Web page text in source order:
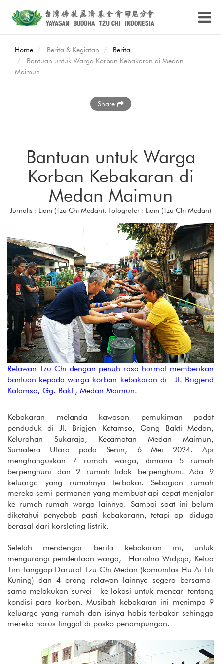
Home Berita & Kegiatan
Berita
Bantuan untuk Warga Korban Kebakaran di Medan
Maimun
Share
Bantuan untuk Warga
Korban Kebakaran di
Medan Maimun
Jurnalis : Liani (Tzu Chi Medan), Fotografer : Liani (Tzu Chi Medan)
Relawan Tzu Chi dengan penuh rasa hormat memberikan
bantuan kepada warga korban kebakaran di Jl. Brigjend
Katamso, Gg. Bakti, Medan Maimun.
Kebakaran melanda kawasan pemukiman padat
penduduk di Jl. Brigjen Katamso, Gang Bakti Medan,
Kelurahan Sukaraja, Kecamatan Medan Maimun,
Sumatera Utara pada Senin, 6 Mei 2024. Api
menghanguskan 7 rumah warga, dimana 5 rumah
berpenghuni dan 2 rumah tidak berpenghuni. Ada 9
keluarga yang rumahnya terbakar. Sebagian rumah
mereka semi permanen yang membuat api cepat menjalar
ke rumah-rumah warga lainnya. Sampai saat ini belum
diketahui penyebab pasti kebakarann, tetapi api diduga
berasal dari korsleting listrik.
Setelah mendengar berita kebakaran ini, untuk
mengurangi penderitaan warga, Hariatno Widjaja, Ketua
Tim Tanggap Darurat Tzu Chi Medan (komunitas Hu Ai Titi
Kuning) dan 4 orang relawan lainnya segera bersama-
sama melakukan survei ke lokasi untuk mencari tentang
kondisi para korban. Musibah kebakaran ini menimpa 9
keluarga yang rumah dan isinya habis terbakar sehingga
mereka harus tinggal di posko penampungan.